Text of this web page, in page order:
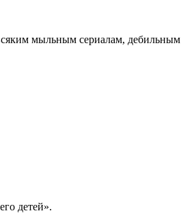
мыльным сериалам, дебильным
детей».